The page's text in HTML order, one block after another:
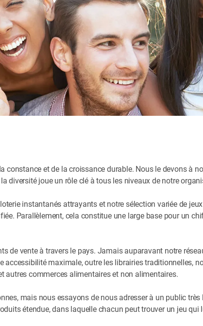
constance et de la croissance durable. Nous le devons à
diversité joue un rôle clé à tous les niveaux de notre
instantanés attrayants et notre sélection variée de
Parallèlement, cela constitue une large base pour un
de vente à travers le pays. Jamais auparavant notre
maximale, outre les librairies traditionnelles,
autres commerces alimentaires et non alimentaires.
mais nous essayons de nous adresser à un public très
étendue, dans laquelle chacun peut trouver un jeu qui